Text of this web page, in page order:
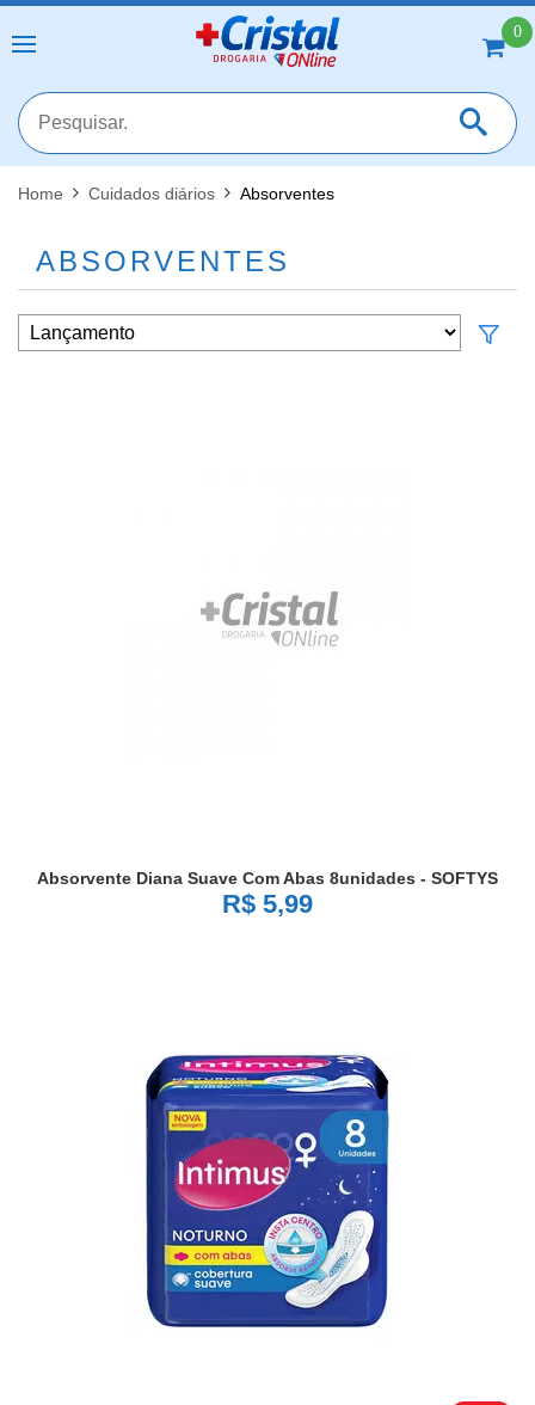
0
Home Cuidados diários Absorventes
ABSORVENTES
Absorvente Diana Suave Com Abas 8unidades - SOFTYS
R$ 5,99